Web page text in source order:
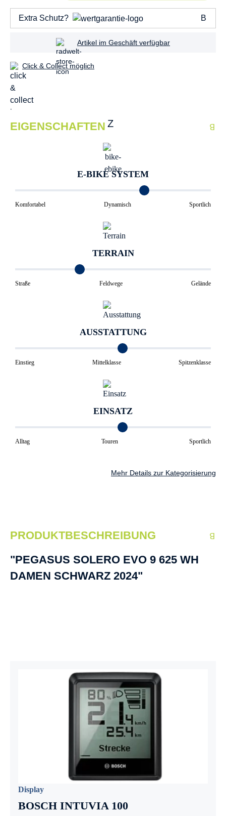
Extra Schutz?
Artikel im Geschäft verfügbar
Click & Collect möglich
EIGENSCHAFTEN
E-BIKE SYSTEM
Komfortabel Dynamisch Sportlich
TERRAIN
Straße Feldwege Gelände
AUSSTATTUNG
Einstieg Mittelklasse Spitzenklasse
EINSATZ
Alltag Touren Sportlich
Mehr Details zur Kategorisierung
PRODUKTBESCHREIBUNG
"PEGASUS SOLERO EVO 9 625 WH
DAMEN SCHWARZ 2024"
Display
BOSCH INTUVIA 100